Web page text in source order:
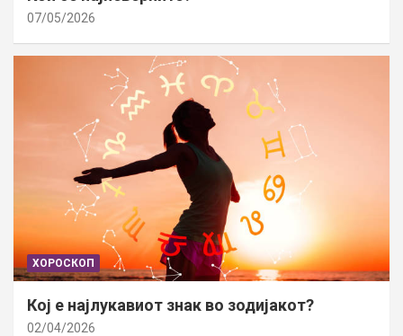
07/05/2026
ХОРОСКОП
Кој е најлукавиот знак во зодијакот?
02/04/2026